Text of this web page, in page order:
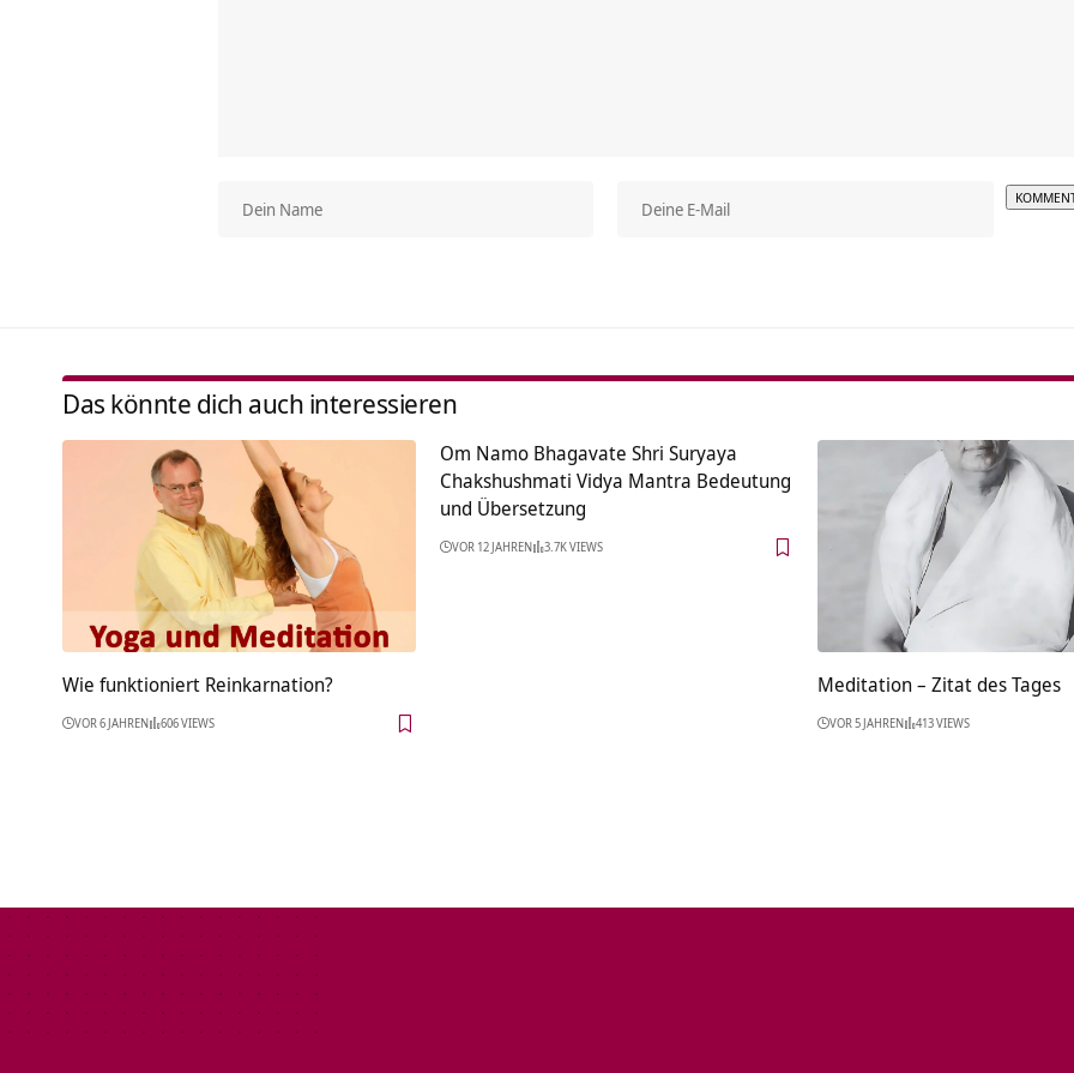
Das könnte dich auch interessieren
Wie funktioniert Reinkarnation?
VOR 6 JAHREN 606 VIEWS
Om Namo Bhagavate Shri Suryaya
Chakshushmati Vidya Mantra Bedeutung
und Übersetzung
VOR 12 JAHREN 3.7K VIEWS
Meditation – Zitat des Tages
VOR 5 JAHREN 413 VIEWS